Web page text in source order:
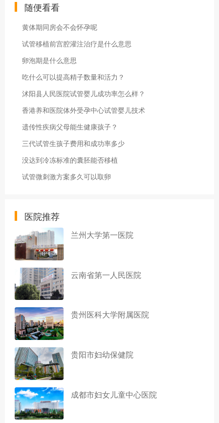
随便看看
黄体期同房会不会怀孕呢
试管移植前宫腔灌注治疗是什么意思
卵泡期是什么意思
吃什么可以提高精子数量和活力？
沭阳县人民医院试管婴儿成功率怎么样？
香港养和医院体外受孕中心试管婴儿技术
遗传性疾病父母能生健康孩子？
三代试管生孩子费用和成功率多少
没达到冷冻标准的囊胚能否移植
试管微刺激方案多久可以取卵
医院推荐
兰州大学第一医院
云南省第一人民医院
贵州医科大学附属医院
贵阳市妇幼保健院
成都市妇女儿童中心医院